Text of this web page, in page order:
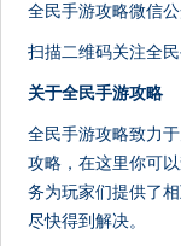
全民手游攻略微信公
扫描二维码关注全
关于全民手游攻略
全民手游攻略致力
攻略，在这里你可
务为玩家们提供了
尽快得到解决。